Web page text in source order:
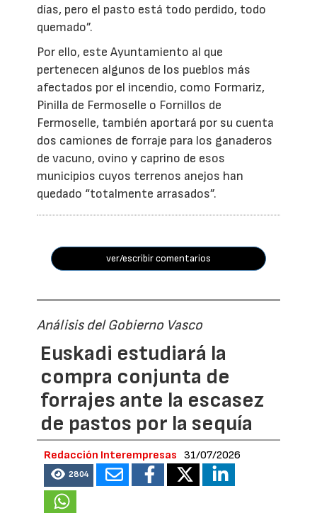
días, pero el pasto está todo perdido, todo
quemado”.
Por ello, este Ayuntamiento al que
pertenecen algunos de los pueblos más
afectados por el incendio, como Formariz,
Pinilla de Fermoselle o Fornillos de
Fermoselle, también aportará por su cuenta
dos camiones de forraje para los ganaderos
de vacuno, ovino y caprino de esos
municipios cuyos terrenos anejos han
quedado “totalmente arrasados”.
ver/escribir comentarios
Análisis del Gobierno Vasco
Euskadi estudiará la
compra conjunta de
forrajes ante la escasez
de pastos por la sequía
Redacción Interempresas 31/07/2026
2804